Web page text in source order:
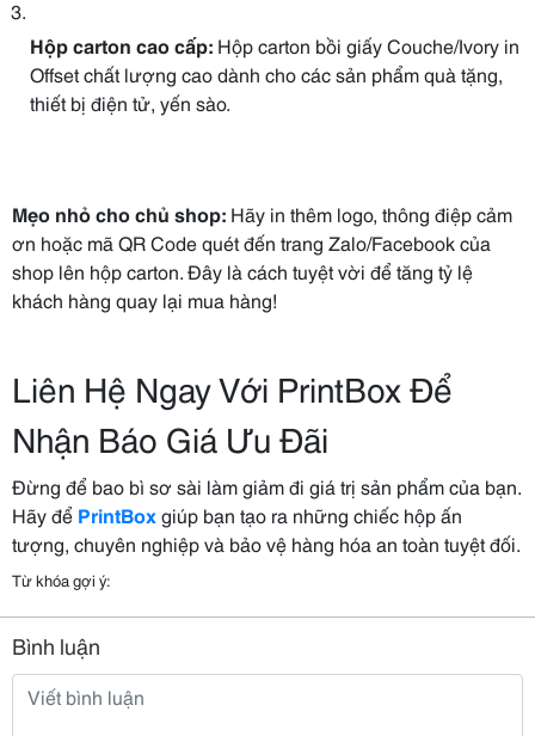
Hộp carton cao cấp: Hộp carton bồi giấy Couche/Ivory in
Offset chất lượng cao dành cho các sản phẩm quà tặng,
thiết bị điện tử, yến sào.
Mẹo nhỏ cho chủ shop: Hãy in thêm logo, thông điệp cảm
ơn hoặc mã QR Code quét đến trang Zalo/Facebook của
shop lên hộp carton. Đây là cách tuyệt vời để tăng tỷ lệ
khách hàng quay lại mua hàng!
Liên Hệ Ngay Với PrintBox Để
Nhận Báo Giá Ưu Đãi
Đừng để bao bì sơ sài làm giảm đi giá trị sản phẩm của bạn.
Hãy để PrintBoxgiúp bạn tạo ra những chiếc hộp ấn
tượng, chuyên nghiệp và bảo vệ hàng hóa an toàn tuyệt đối.
Từ khóa gợi ý:
Bình luận